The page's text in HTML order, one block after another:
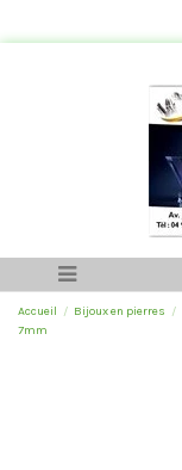
Accueil Bijoux en pierres
7mm